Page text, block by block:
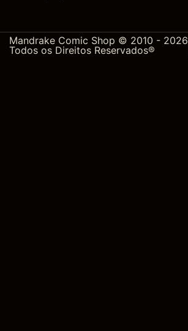
Mandrake Comic Shop © 2010 - 2026
Todos os Direitos Reservados®